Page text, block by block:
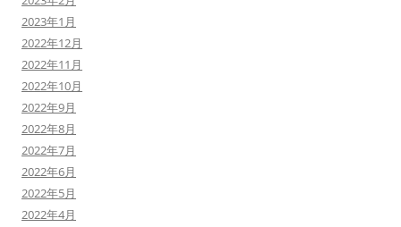
2023年1月
2022年12月
2022年11月
2022年10月
2022年9月
2022年8月
2022年7月
2022年6月
2022年5月
2022年4月